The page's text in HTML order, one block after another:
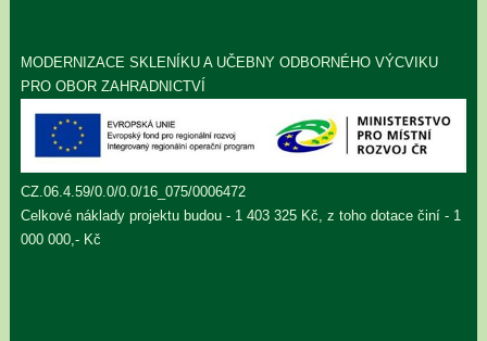
MODERNIZACE SKLENÍKU A UČEBNY ODBORNÉHO VÝCVIKU
PRO OBOR ZAHRADNICTVÍ
CZ.06.4.59/0.0/0.0/16_075/0006472
Celkové náklady projektu budou - 1 403 325 Kč, z toho dotace činí - 1
000 000,- Kč